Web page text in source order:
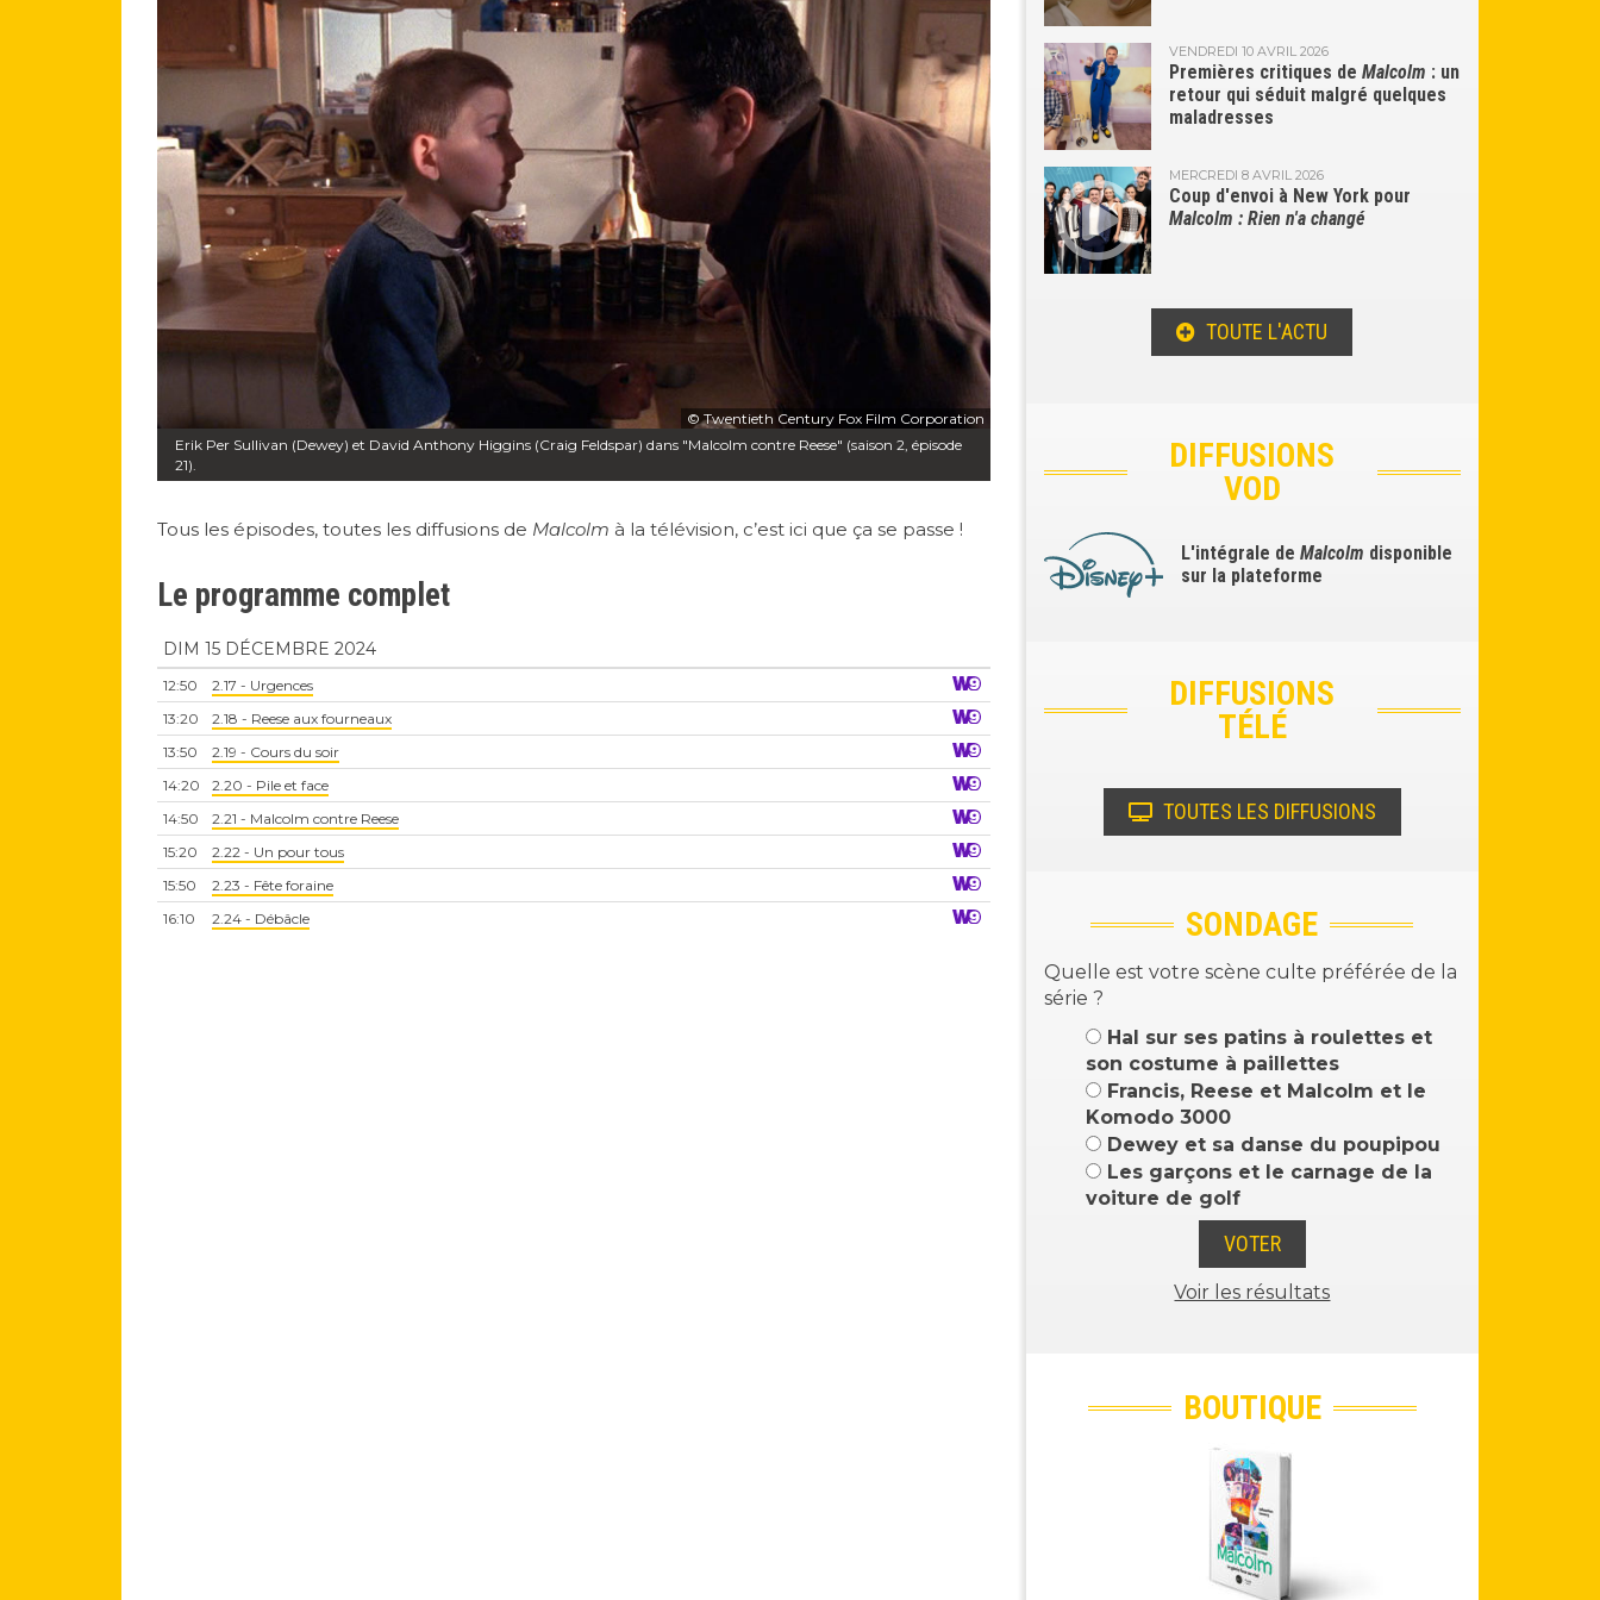
© Twentieth Century Fox Film Corporation
Erik Per Sullivan (Dewey) et David Anthony Higgins (Craig Feldspar) dans "Malcolm contre Reese" (saison 2, épisode
21).
Tous les épisodes, toutes les diffusions de Malcolm à la télévision, c’est ici que ça se passe !
Le programme complet
DIM 15 DÉCEMBRE 2024
12:50
2.17 - Urgences
13:20
2.18 - Reese aux fourneaux
13:50
2.19 - Cours du soir
14:20
2.20 - Pile et face
14:50
2.21 - Malcolm contre Reese
15:20
2.22 - Un pour tous
15:50
2.23 - Fête foraine
16:10
2.24 - Débâcle
VENDREDI 10 AVRIL 2026
Premières critiques de Malcolm : un
retour qui séduit malgré quelques
maladresses
MERCREDI 8 AVRIL 2026
Coup d'envoi à New York pour
Malcolm : Rien n'a changé
TOUTE L'ACTU
DIFFUSIONS
VOD
L'intégrale de Malcolm disponible
sur la plateforme
DIFFUSIONS
TÉLÉ
TOUTES LES DIFFUSIONS
SONDAGE
Quelle est votre scène culte préférée de la
série ?
Hal sur ses patins à roulettes et
son costume à paillettes
Francis, Reese et Malcolm et le
Komodo 3000
Dewey et sa danse du poupipou
Les garçons et le carnage de la
voiture de golf
Voir les résultats
BOUTIQUE
Malcolm - L'intégrale - Saisons 1 à 7